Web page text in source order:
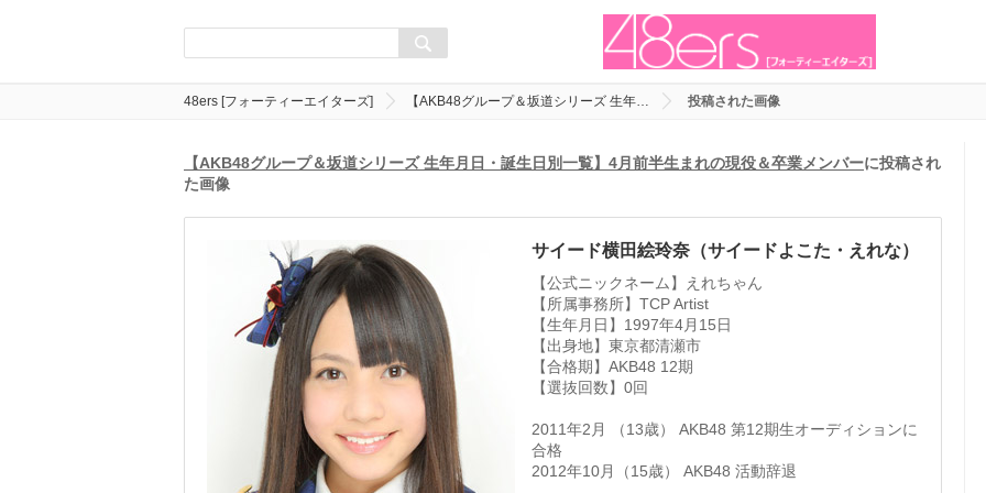
48ers [フォーティーエイターズ] 【AKB48グループ＆坂道シリーズ 生年… 投稿された画像
【AKB48グループ＆坂道シリーズ 生年月日・誕生日別一覧】4月前半生まれの現役＆卒業メンバーに投稿され
た画像
サイード横田絵玲奈（サイードよこた・えれな）
【公式ニックネーム】えれちゃん
【所属事務所】TCP Artist
【生年月日】1997年4月15日
【出身地】東京都清瀬市
【合格期】AKB48 12期
【選抜回数】0回
2011年2月 （13歳） AKB48 第12期生オーディションに
合格
2012年10月（15歳） AKB48 活動辞退